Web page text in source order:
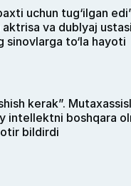
uchun tug‘ilgan
va dublyaj
sinovlarga to‘la hayoti
kerak”.
intellektni boshqara
bildirdi